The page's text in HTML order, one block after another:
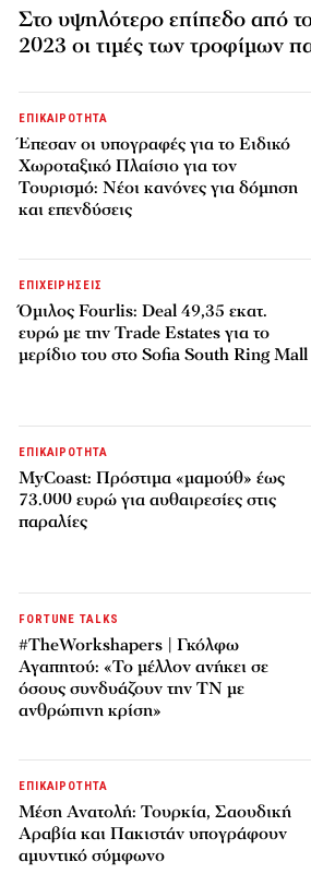
Στο υψηλότερο επίπεδο από
2023 οι τιμές των τροφίμων
ΕΠΙΚΑΙΡΟΤΗΤΑ
Έπεσαν οι υπογραφές για το Ειδικό
Χωροταξικό Πλαίσιο για τον
Τουρισμό: Νέοι κανόνες για δόμηση
και επενδύσεις
ΕΠΙΧΕΙΡΗΣΕΙΣ
Όμιλος Fourlis: Deal 49,35 εκατ.
ευρώ με την Trade Estates για το
μερίδιο του στο Sofia South Ring Mall
ΕΠΙΚΑΙΡΟΤΗΤΑ
MyCoast: Πρόστιμα «μαμούθ» έως
73.000 ευρώ για αυθαιρεσίες στις
παραλίες
FORTUNE TALKS
#TheWorkshapers | Γκόλφω
Αγαπητού: «Το μέλλον ανήκει σε
όσους συνδυάζουν την ΤΝ με
ανθρώπινη κρίση»
ΕΠΙΚΑΙΡΟΤΗΤΑ
Μέση Ανατολή: Τουρκία, Σαουδική
Αραβία και Πακιστάν υπογράφουν
αμυντικό σύμφωνο